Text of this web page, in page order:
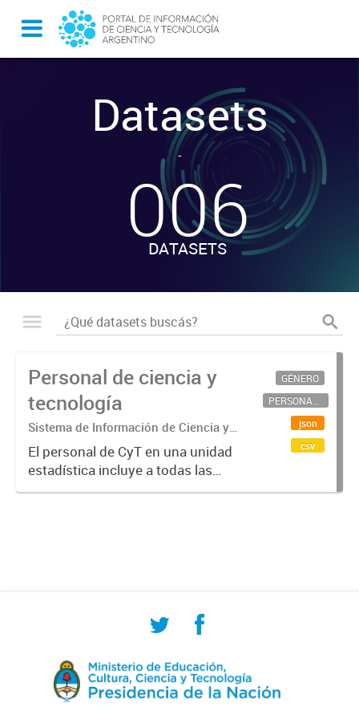
Datasets
-
006
DATASETS
Personal de ciencia y
tecnología
Sistema de Información de Ciencia y
Tecnología Argentino (SICYTAR)
El personal de CyT en una unidad
estadística incluye a todas las
personas involucradas
GÉNERO
PERSONAL CIENTÍFICO-TECNOLÓGICO
json
csv